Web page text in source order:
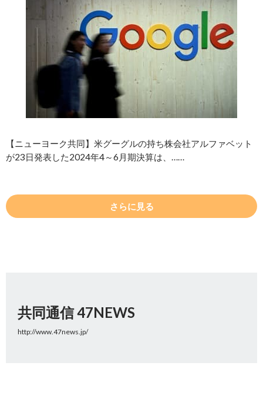
【ニューヨーク共同】米グーグルの持ち株会社アルファベット
が23日発表した2024年4～6月期決算は、……
さらに見る
共同通信 47NEWS
http://www.47news.jp/